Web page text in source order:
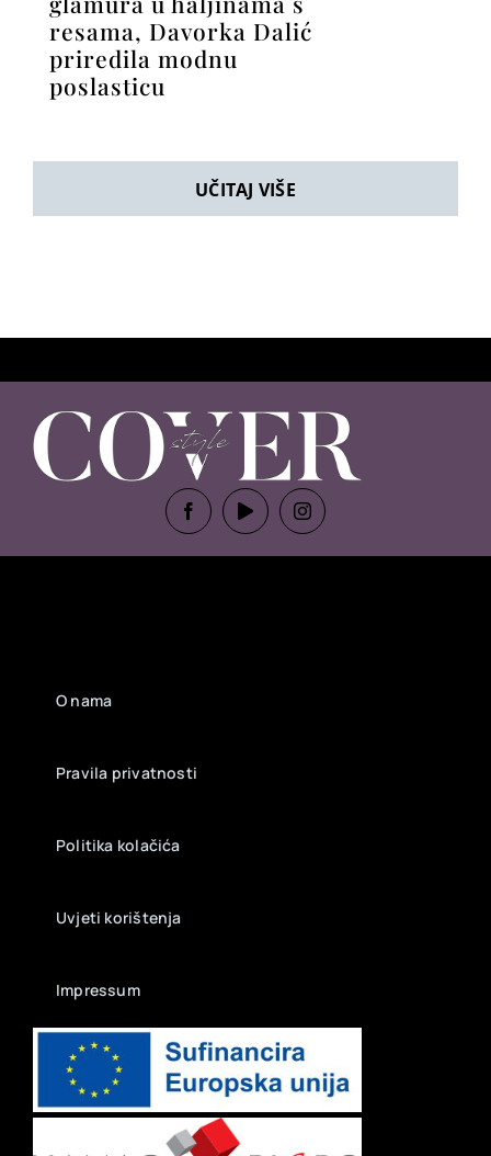
resama, Davorka Dalić
priredila modnu
poslasticu
UČITAJ VIŠE
O nama
Pravila privatnosti
Politika kolačića
Uvjeti korištenja
Impressum